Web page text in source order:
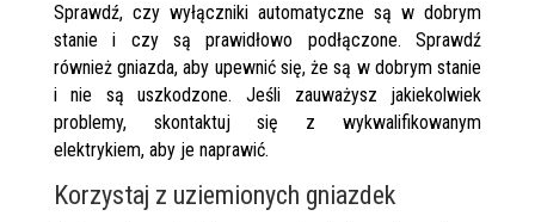
Sprawdź, czy wyłączniki automatyczne są w dobrym
stanie i czy są prawidłowo podłączone. Sprawdź
również gniazda, aby upewnić się, że są w dobrym stanie
i nie są uszkodzone. Jeśli zauważysz jakiekolwiek
problemy, skontaktuj się z wykwalifikowanym
elektrykiem, aby je naprawić.
Korzystaj z uziemionych gniazdek